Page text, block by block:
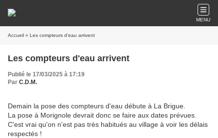
MENU
Accueil » Les compteurs d'eau arrivent
Les compteurs d'eau arrivent
Publié le 17/03/2025 à 17:19
Par C.D.M.
Demain la pose des compteurs d'eau débute à La Brigue.
La pose à Morignole devrait donc se faire aux dates prévues.
C'est vrai qu'on n'est pas très habitués au village à voir les délais
respectés !